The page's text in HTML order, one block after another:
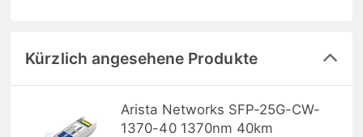
Kürzlich angesehene Produkte
Arista Networks SFP-25G-CW-
1370-40 1370nm 40km